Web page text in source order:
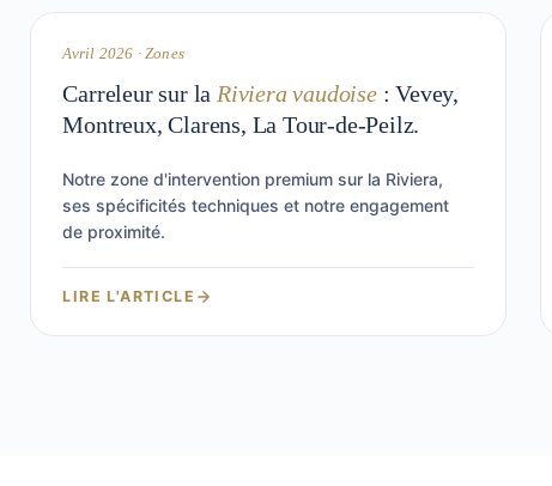
RIVIERA
Avril 2026 · Zones
Carreleur sur la Riviera vaudoise: Vevey,
Montreux, Clarens, La Tour-de-Peilz.
Notre zone d'intervention premium sur la Riviera,
ses spécificités techniques et notre engagement
de proximité.
LIRE L'ARTICLE